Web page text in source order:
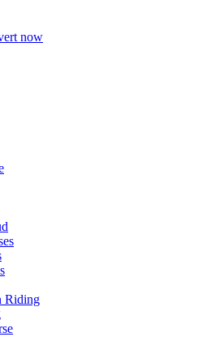
now
Riding